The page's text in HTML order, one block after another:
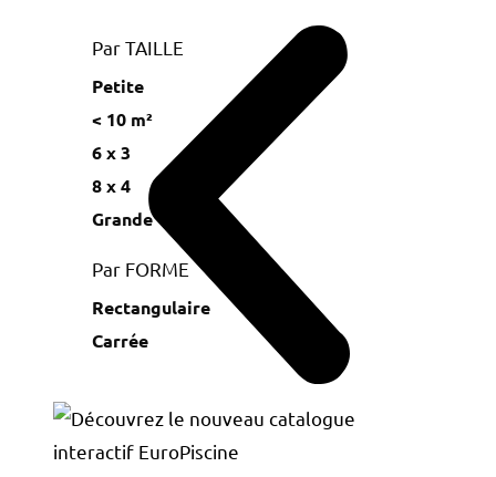
Par TAILLE
Petite
< 10 m²
6 x 3
8 x 4
Grande
Par FORME
Rectangulaire
Carrée